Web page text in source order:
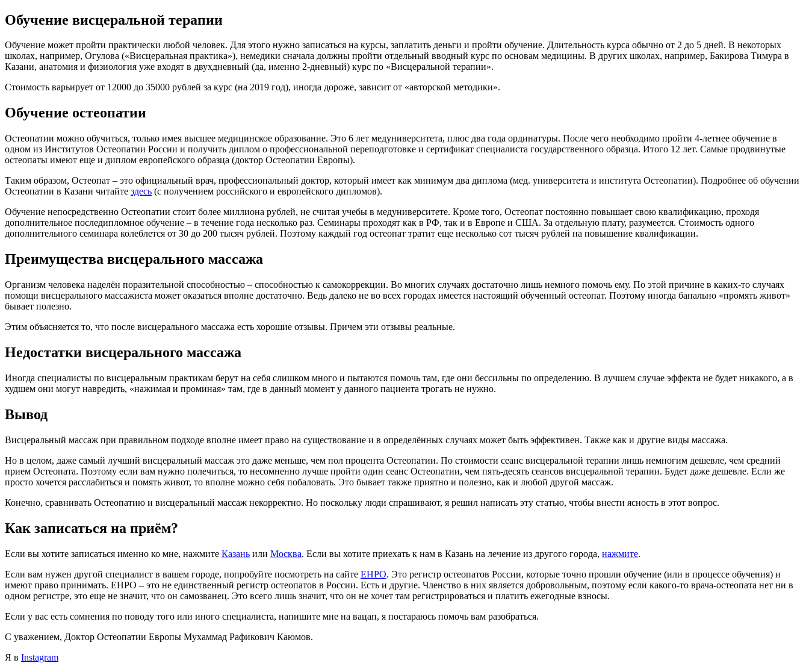
Обучение висцеральной терапии
Обучение может пройти практически любой человек. Для этого нужно записаться на курсы, заплатить деньги и пройти обучение. Длительность курса обычно от 2 до 5 дней. В некоторых
школах, например, Огулова («Висцеральная практика»), немедики сначала должны пройти отдельный вводный курс по основам медицины. В других школах, например, Бакирова Тимура в
Казани, анатомия и физиология уже входят в двухдневный (да, именно 2-дневный) курс по «Висцеральной терапии».
Стоимость варьирует от 12000 до 35000 рублей за курс (на 2019 год), иногда дороже, зависит от «авторской методики».
Обучение остеопатии
Остеопатии можно обучиться, только имея высшее медицинское образование. Это 6 лет медуниверситета, плюс два года ординатуры. После чего необходимо пройти 4-летнее обучение в
одном из Институтов Остеопатии России и получить диплом о профессиональной переподготовке и сертификат специалиста государственного образца. Итого 12 лет. Самые продвинутые
остеопаты имеют еще и диплом европейского образца (доктор Остеопатии Европы).
Таким образом, Остеопат – это официальный врач, профессиональный доктор, который имеет как минимум два диплома (мед. университета и института Остеопатии). Подробнее об обучении
Остеопатии в Казани читайте здесь (с получением российского и европейского дипломов).
Обучение непосредственно Остеопатии стоит более миллиона рублей, не считая учебы в медуниверситете. Кроме того, Остеопат постоянно повышает свою квалификацию, проходя
дополнительное последипломное обучение – в течение года несколько раз. Семинары проходят как в РФ, так и в Европе и США. За отдельную плату, разумеется. Стоимость одного
дополнительного семинара колеблется от 30 до 200 тысяч рублей. Поэтому каждый год остеопат тратит еще несколько сот тысяч рублей на повышение квалификации.
Преимущества висцерального массажа
Организм человека наделён поразительной способностью – способностью к самокоррекции. Во многих случаях достаточно лишь немного помочь ему. По этой причине в каких-то случаях
помощи висцерального массажиста может оказаться вполне достаточно. Ведь далеко не во всех городах имеется настоящий обученный остеопат. Поэтому иногда банально «промять живот»
бывает полезно.
Этим объясняется то, что после висцерального массажа есть хорошие отзывы. Причем эти отзывы реальные.
Недостатки висцерального массажа
Иногда специалисты по висцеральным практикам берут на себя слишком много и пытаются помочь там, где они бессильны по определению. В лучшем случае эффекта не будет никакого, а в
худшем они могут навредить, «нажимая и проминая» там, где в данный момент у данного пациента трогать не нужно.
Вывод
Висцеральный массаж при правильном подходе вполне имеет право на существование и в определённых случаях может быть эффективен. Также как и другие виды массажа.
Но в целом, даже самый лучший висцеральный массаж это даже меньше, чем пол процента Остеопатии. По стоимости сеанс висцеральной терапии лишь немногим дешевле, чем средний
прием Остеопата. Поэтому если вам нужно полечиться, то несомненно лучше пройти один сеанс Остеопатии, чем пять-десять сеансов висцеральной терапии. Будет даже дешевле. Если же
просто хочется расслабиться и помять живот, то вполне можно себя побаловать. Это бывает также приятно и полезно, как и любой другой массаж.
Конечно, сравнивать Остеопатию и висцеральный массаж некорректно. Но поскольку люди спрашивают, я решил написать эту статью, чтобы внести ясность в этот вопрос.
Как записаться на приём?
Если вы хотите записаться именно ко мне, нажмите Казань или Москва. Если вы хотите приехать к нам в Казань на лечение из другого города, нажмите.
Если вам нужен другой специалист в вашем городе, попробуйте посмотреть на сайте ЕНРО. Это регистр остеопатов России, которые точно прошли обучение (или в процессе обучения) и
имеют право принимать. ЕНРО – это не единственный регистр остеопатов в России. Есть и другие. Членство в них является добровольным, поэтому если какого-то врача-остеопата нет ни в
одном регистре, это еще не значит, что он самозванец. Это всего лишь значит, что он не хочет там регистрироваться и платить ежегодные взносы.
Если у вас есть сомнения по поводу того или иного специалиста, напишите мне на вацап, я постараюсь помочь вам разобраться.
С уважением, Доктор Остеопатии Европы Мухаммад Рафикович Каюмов.
Я в Instagram